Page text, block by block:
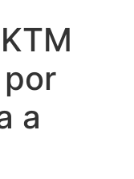
a